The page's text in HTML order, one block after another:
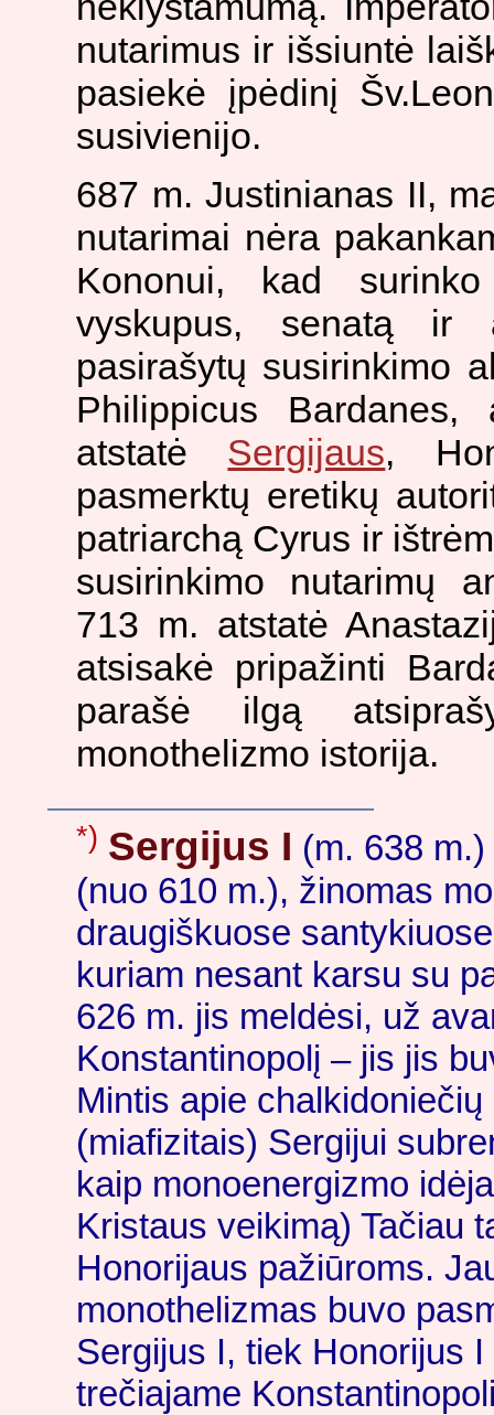
nutarimus ir išsiuntė
pasiekė įpėdinį
susivienijo.
687 m. Justinianas II,
nutarimai nėra
Kononui, kad surinko
vyskupus, senatą ir
pasirašytų susirinkimo
Philippicus
atstatė Sergijaus,
pasmerktų eretikų
patriarchą Cyrus ir
susirinkimo nutarimų
713 m. atstatė
atsisakė pripažinti
parašė ilgą
monothelizmo istorija.
*) Sergijus I (m. 638
(nuo 610 m.), žinomas
draugiškuose
kuriam nesant karsu su
626 m. jis meldėsi, už
Konstantinopolį – jis jis
Mintis apie chalkidoniečių
(miafizitais) Sergijui
kaip monoenergizmo
Kristaus veikimą) Tačiau
Honorijaus pažiūroms.
monothelizmas buvo
Sergijus I, tiek Honorijus
trečiajame